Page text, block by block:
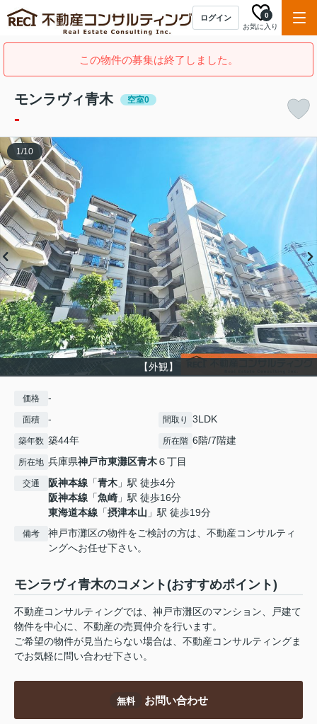
ログイン
お気に入り
0
この物件の募集は終了しました。
モンラヴィ青木 空室0
-
【外観】
1/10
価格 -
面積 - 間取り 3LDK
築年数 築44年 所在階 6階/7階建
所在地 兵庫県神戸市東灘区青木６丁目
交通 阪神本線 「青木 」駅 徒歩4分
阪神本線 「魚崎 」駅 徒歩16分
東海道本線 「摂津本山 」駅 徒歩19分
備考
神戸市灘区の物件をご検討の方は、不動産コンサルティ
ングへお任せ下さい。
モンラヴィ青木のコメント(おすすめポイント)
不動産コンサルティングでは、神戸市灘区のマンション、戸建て
物件を中心に、不動産の売買仲介を行います。
ご希望の物件が見当たらない場合は、不動産コンサルティングま
でお気軽に問い合わせ下さい。
無料 お問い合わせ